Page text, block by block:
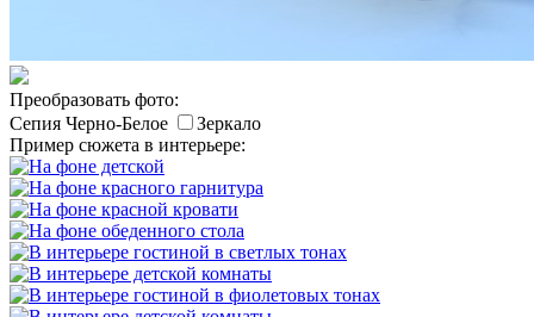
Преобразовать фото:
Сепия Черно-Белое
Зеркало
Пример сюжета в интерьере: